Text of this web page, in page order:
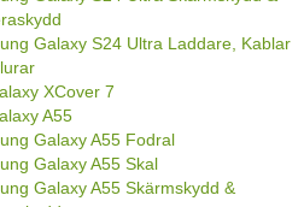
Galaxy S24 Ultra Laddare, Kablar
XCover 7
A55
Galaxy A55 Fodral
Galaxy A55 Skal
Galaxy A55 Skärmskydd &